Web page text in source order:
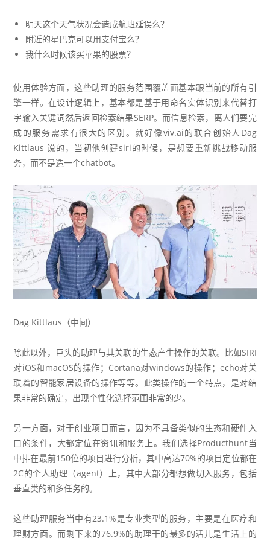
明天这个天气状况会造成航班延误么？
附近的星巴克可以用支付宝么？
我什么时候该买苹果的股票？
使用体验方面，这些助理的服务范围覆盖面基本跟当前的所有引
擎一样。在设计逻辑上，基本都是基于用命名实体识别来代替打
字输入关键词然后返回检索结果SERP。而信息检索，离人们要完
成的服务需求有很大的区别。就好像viv.ai的联合创始人 Dag
Kittlaus 说的，当初他创建siri的时候，是想要重新挑战移动服
务，而不是造一个chatbot。
Dag Kittlaus（中间）
除此以外，巨头的助理与其关联的生态产生操作的关联。比如SIRI
对iOS和macOS的操作；Cortana对windows的操作；echo对关
联着的智能家居设备的操作等等。此类操作的一个特点，是对结
果非常的确定，出现个性化选择范围非常的少。
另一方面，对于创业项目而言，因为不具备类似的生态和硬件入
口的条件，大都定位在资讯和服务上。我们选择Producthunt当
中排在最前150位的项目进行分析，其中高达70%的项目定位都在
2C的个人助理（agent）上，其中大部分都想做切入服务，包括
垂直类的和多任务的。
这些助理服务当中有23.1%是专业类型的服务，主要是在医疗和
理财方面。而剩下来的76.9%的助理干的最多的活儿是生活上的